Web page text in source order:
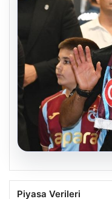
İşte
Piyasa Verileri